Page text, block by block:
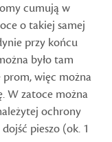
cumują w
o takiej samej
przy końcu
było tam
więc można
W zatoce można
ochrony
pieszo (ok. 1